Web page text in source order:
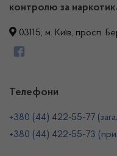
контролю за
03115, м. Київ, просп.
Телефони
+380 (44) 422-55-77
+380 (44) 422-55-73